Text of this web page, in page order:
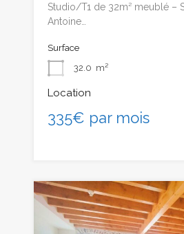
Studio/T1 de 32m² meublé –
Antoine…
Surface
32.0 m²
Location
335€ par mois